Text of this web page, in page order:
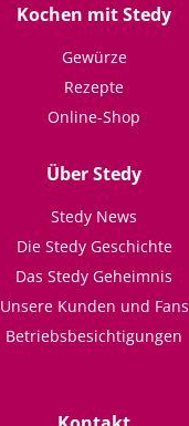
Kochen mit Stedy
Gewürze
Rezepte
Online-Shop
Über Stedy
Stedy News
Die Stedy Geschichte
Das Stedy Geheimnis
Unsere Kunden und Fans
Betriebsbesichtigungen